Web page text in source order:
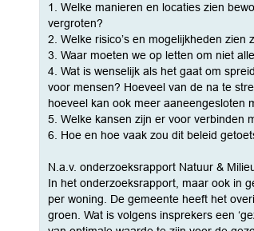
1. Welke manieren en locaties zien
vergroten?
2. Welke risico’s en mogelijkheden
3. Waar moeten we op letten om niet
4. Wat is wenselijk als het gaat om
voor mensen? Hoeveel van de na te
hoeveel kan ook meer aaneengesloten
5. Welke kansen zijn er voor verbinden
6. Hoe en hoe vaak zou dit beleid
N.a.v. onderzoeksrapport Natuur &
In het onderzoeksrapport, maar ook in
per woning. De gemeente heeft het
groen. Wat is volgens insprekers een